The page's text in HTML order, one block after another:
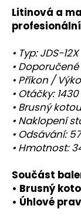
Litinová a
• Typ: JDS-12X
•
• Příkon /
• Otáčky:
• Brusný
• Naklopení
• Odsávání:
• Hmotnost:
Součást
• Brusný
• Úhlové
e
m
e